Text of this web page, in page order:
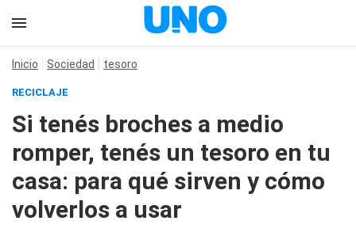
Inicio Sociedad tesoro
RECICLAJE
Si tenés broches a medio
romper, tenés un tesoro en tu
casa: para qué sirven y cómo
volverlos a usar